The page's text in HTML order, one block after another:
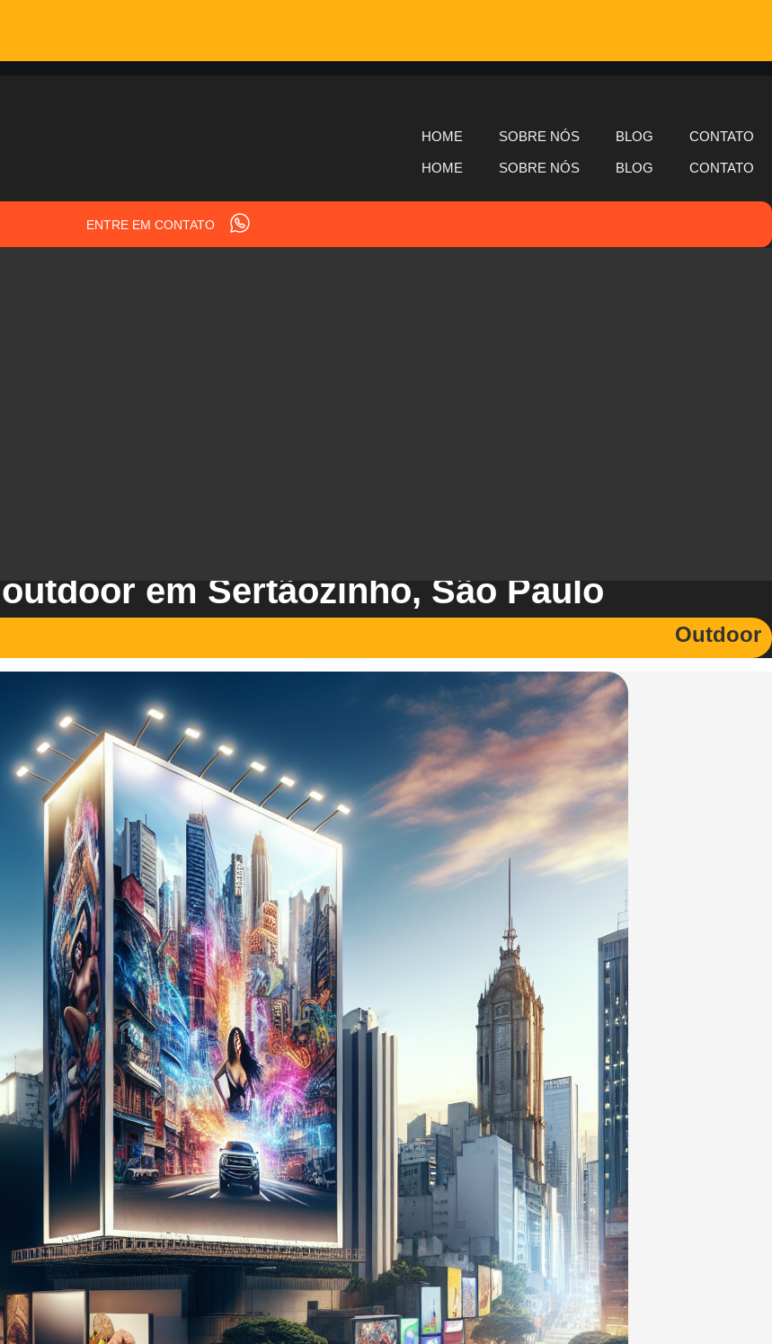
HOME SOBRE NÓS BLOG CONTATO
HOME SOBRE NÓS BLOG CONTATO
ENTRE EM CONTATO
em Sertãozinho, São Paulo
Outdoor